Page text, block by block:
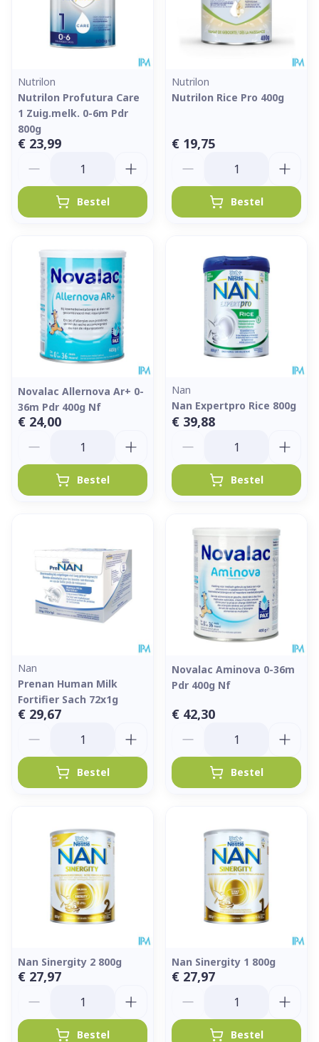
Nutrilon
Nutrilon Profutura Care
1 Zuig.melk. 0-6m Pdr
800g
€ 23,99
Bestel
Nutrilon
Nutrilon Rice Pro 400g
€ 19,75
Bestel
Novalac Allernova Ar+ 0-
36m Pdr 400g Nf
€ 24,00
Bestel
Nan
Nan Expertpro Rice 800g
€ 39,88
Bestel
Nan
Prenan Human Milk
Fortifier Sach 72x1g
€ 29,67
Bestel
Novalac Aminova 0-36m
Pdr 400g Nf
€ 42,30
Bestel
Nan Sinergity 2 800g
€ 27,97
Bestel
Nan Sinergity 1 800g
€ 27,97
Bestel